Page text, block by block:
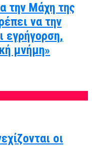
την Μάχη της
να την
εγρήγορση,
μνήμη»
οι